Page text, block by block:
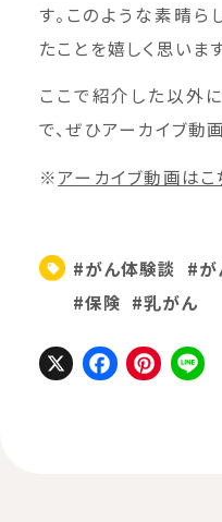
す。このような素晴
たことを嬉しく思います
ここで紹介した以外
で、ぜひアーカイブ動
※アーカイブ動画はこ
#がん体験談 #が
#保険 #乳がん
X